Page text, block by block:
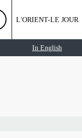
L'ORIENT-LE JOUR
In English